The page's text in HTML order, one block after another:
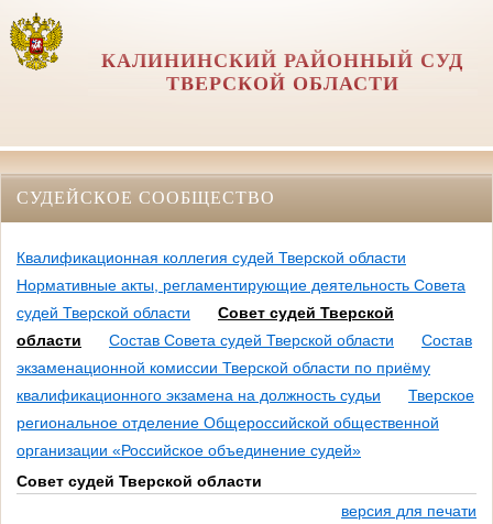
КАЛИНИНСКИЙ РАЙОННЫЙ СУД
ТВЕРСКОЙ ОБЛАСТИ
СУДЕЙСКОЕ СООБЩЕСТВО
Квалификационная коллегия судей Тверской области
Нормативные акты, регламентирующие деятельность Совета
судей Тверской области
Совет судей Тверской
области
Состав Совета судей Тверской области
Состав
экзаменационной комиссии Тверской области по приёму
квалификационного экзамена на должность судьи
Тверское
региональное отделение Общероссийской общественной
организации «Российское объединение судей»
Совет судей Тверской области
версия для печати